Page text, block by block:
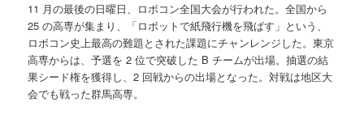
11 ⽉の最後の⽇曜⽇、ロボコン全国⼤会が⾏われた。全国から
25 の⾼専が集まり、「ロボットで紙⾶⾏機を⾶ばす」という、
ロボコン史上最⾼の難題とされた課題にチャンレンジした。東京
⾼専からは、予選を 2 位で突破した B チームが出場。抽選の結
果シード権を獲得し、2 回戦からの出場となった。対戦は地区⼤
会でも戦った群⾺⾼専。